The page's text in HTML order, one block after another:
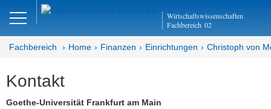
Wirtschaftswissenschaften
Fachbereich 02
DE Close
Finanzen
Fachbereich Home Finanzen Einrichtungen Christoph von
Kontakt
Goethe-Universität Frankfurt am Main